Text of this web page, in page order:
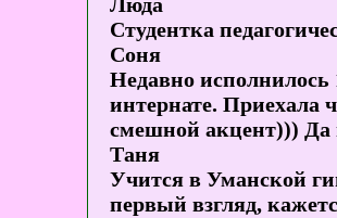
Студентка
Соня
Недавно
интернате. Приехала
смешной акцент))) Да
Таня
Учится в Уманской
первый взгляд,